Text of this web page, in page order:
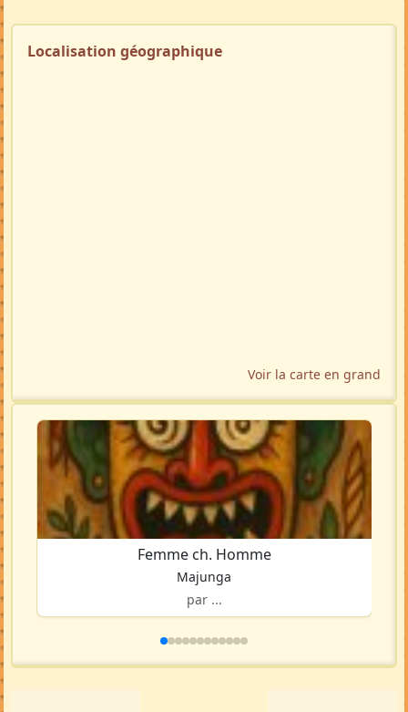
Localisation géographique
Voir la carte en grand
Femme ch. Homme
Majunga
par ...